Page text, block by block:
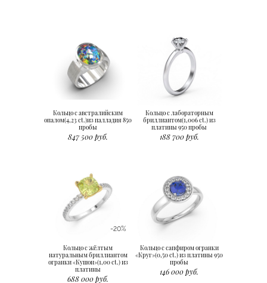
Кольцо с австралийским
опалом(4,23 ct.)из палладия 850
пробы
847 500 руб.
Кольцо с лабораторным
бриллиантом(1,006 ct.) из
платины 950 пробы
188 700 руб.
-20%
Кольцо с жёлтым
натуральным бриллиантом
огранки «Кушон»(1,00 ct.) из
платины
688 000 руб.
Кольцо с сапфиром огранки
«Круг»(0,50 ct.) из платины 950
пробы
146 000 руб.